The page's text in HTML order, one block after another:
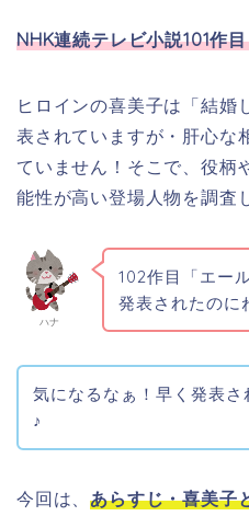
NHK連続テレビ小説101作
ヒロインの喜美子は「結婚
表されていますが・肝心な
ていません！そこで、役柄
能性が高い登場人物を調査
ハナ
102作目「エー
発表されたのに
気になるなぁ！早く発表さ
♪
今回は、あらすじ・喜美子